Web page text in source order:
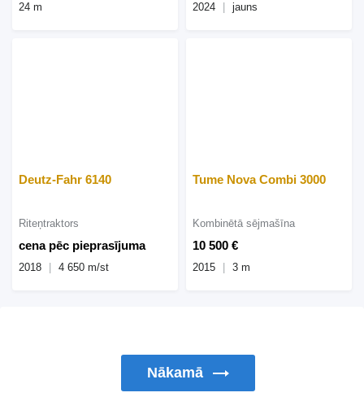
24 m 2024 jauns
Deutz-Fahr 6140
cena pēc pieprasījuma
Riteņtraktors
2018 4 650 m/st
Tume Nova Combi 3000
10 500 €
Kombinētā sējmašīna
2015 3 m
Nākamā